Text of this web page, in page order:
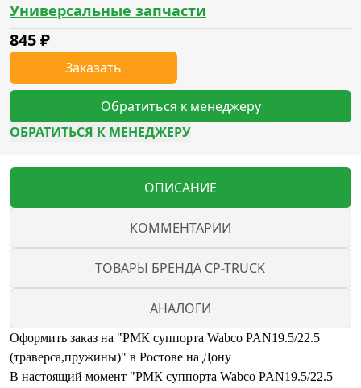
Универсальные запчасти
845₽
Заказать
Обратиться к менеджеру
ОБРАТИТЬСЯ К МЕНЕДЖЕРУ
ОПИСАНИЕ
КОММЕНТАРИИ
ТОВАРЫ БРЕНДА CP-TRUCK
АНАЛОГИ
Оформить заказ на "РМК суппорта Wabco PAN19.5/22.5
(траверса,пружины)" в Ростове на Дону
В настоящий момент "РМК суппорта Wabco PAN19.5/22.5